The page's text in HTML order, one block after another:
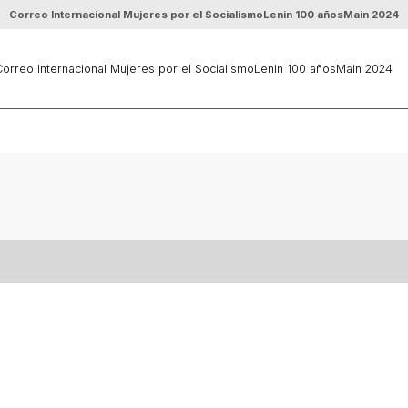
Correo Internacional Mujeres por el SocialismoLenin 100 añosMain 2024
Internacional Mujeres por el SocialismoLenin 100 añosMain 2024